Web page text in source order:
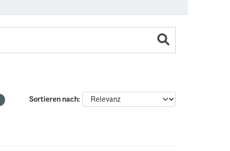
Sortieren nach